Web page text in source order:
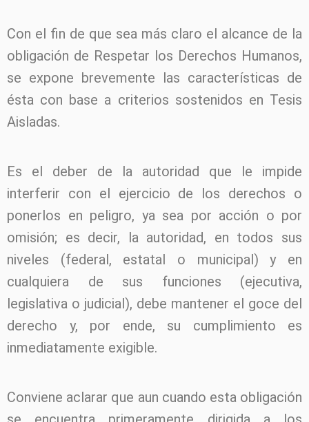
Con el fin de que sea más claro el alcance de la
obligación de Respetar los Derechos Humanos,
se expone brevemente las características de
ésta con base a criterios sostenidos en Tesis
Aisladas.
Es el deber de la autoridad que le impide
interferir con el ejercicio de los derechos o
ponerlos en peligro, ya sea por acción o por
omisión; es decir, la autoridad, en todos sus
niveles (federal, estatal o municipal) y en
cualquiera de sus funciones (ejecutiva,
legislativa o judicial), debe mantener el goce del
derecho y, por ende, su cumplimiento es
inmediatamente exigible.
Conviene aclarar que aun cuando esta obligación